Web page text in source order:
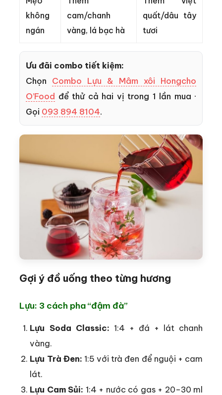
không
ngán
cam/chanh
vàng, lá bạc hà
quất/dâu tây
tươi
Ưu đãi combo tiết kiệm:
Chọn Combo Lựu & Mâm xôi Hongcho
O’Food để thử cả hai vị trong 1 lần mua ·
Gọi 093 894 8104.
Gợi ý đồ uống theo từng hương
Lựu: 3 cách pha “đậm đà”
Lựu Soda Classic: 1:4 + đá + lát chanh
vàng.
Lựu Trà Đen: 1:5 với trà đen để nguội + cam
lát.
Lựu Cam Sủi: 1:4 + nước có gas + 20–30 ml